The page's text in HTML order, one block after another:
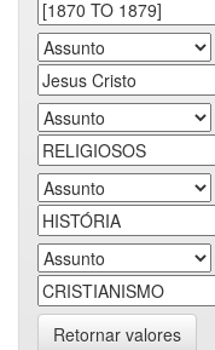
Retornar valores